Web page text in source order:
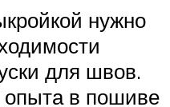
нужно
для швов.
опыта в пошиве